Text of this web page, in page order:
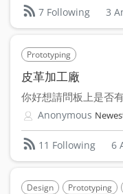
7 Following 3
Prototyping
皮革加工廠
Anonymous
11 Following 6
Design Prototyping